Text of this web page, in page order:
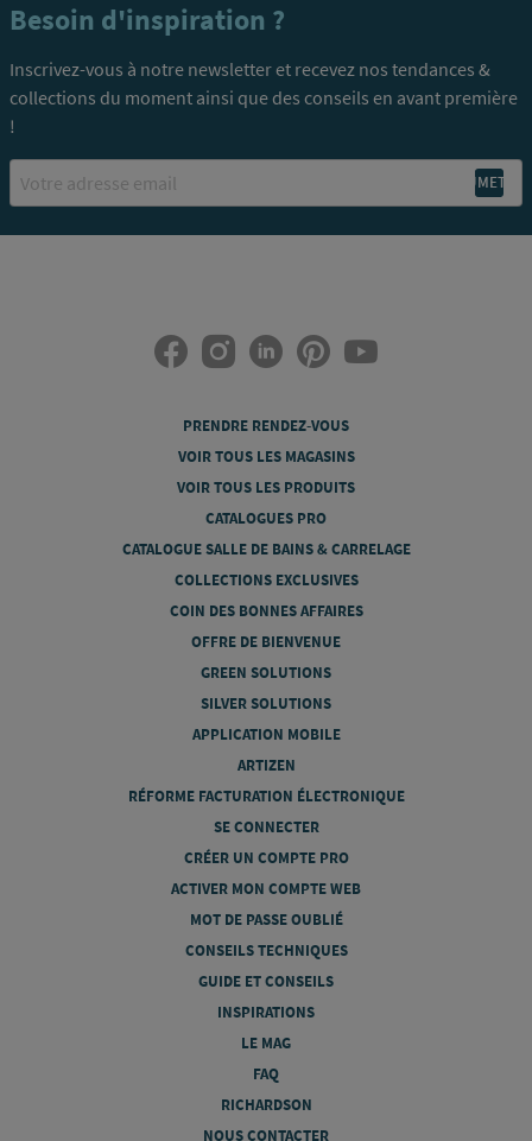
Besoin d'inspiration ?
Inscrivez-vous à notre newsletter et recevez nos tendances &
collections du moment ainsi que des conseils en avant première
!
PRENDRE RENDEZ-VOUS
VOIR TOUS LES MAGASINS
VOIR TOUS LES PRODUITS
CATALOGUES PRO
CATALOGUE SALLE DE BAINS & CARRELAGE
COLLECTIONS EXCLUSIVES
COIN DES BONNES AFFAIRES
OFFRE DE BIENVENUE
GREEN SOLUTIONS
SILVER SOLUTIONS
APPLICATION MOBILE
ARTIZEN
RÉFORME FACTURATION ÉLECTRONIQUE
SE CONNECTER
CRÉER UN COMPTE PRO
ACTIVER MON COMPTE WEB
MOT DE PASSE OUBLIÉ
CONSEILS TECHNIQUES
GUIDE ET CONSEILS
INSPIRATIONS
LE MAG
FAQ
RICHARDSON
NOUS CONTACTER